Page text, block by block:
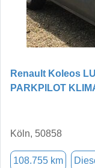
Renault Koleos
PARKPILOT
Köln, 50858
108.755 km